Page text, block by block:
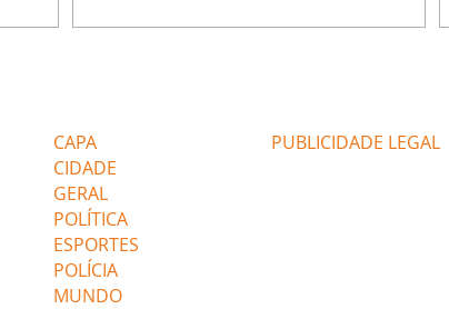
Max estavam envolvidos na tentativa de
assalto à
CAPA
CIDADE
GERAL
POLÍTICA
ESPORTES
POLÍCIA
MUNDO
PUBLICIDADE LEGAL